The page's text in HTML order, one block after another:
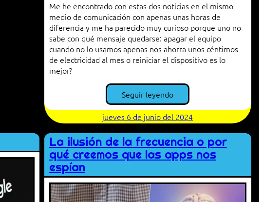
Me he encontrado con estas dos noticias en el mismo
medio de comunicación con apenas unas horas de
diferencia y me ha parecido muy curioso porque uno no
sabe con qué mensaje quedarse: apagar el equipo
cuando no lo usamos apenas nos ahorra unos céntimos
de electricidad al mes o reiniciar el dispositivo es lo
mejor?
Seguir leyendo
jueves 6 de junio del 2024
La ilusión de la frecuencia o por
qué creemos que las apps nos
espían